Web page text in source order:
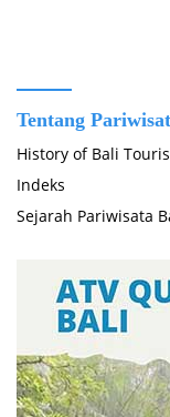
Tentang
History of Bali
Indeks
Sejarah Pariwisata